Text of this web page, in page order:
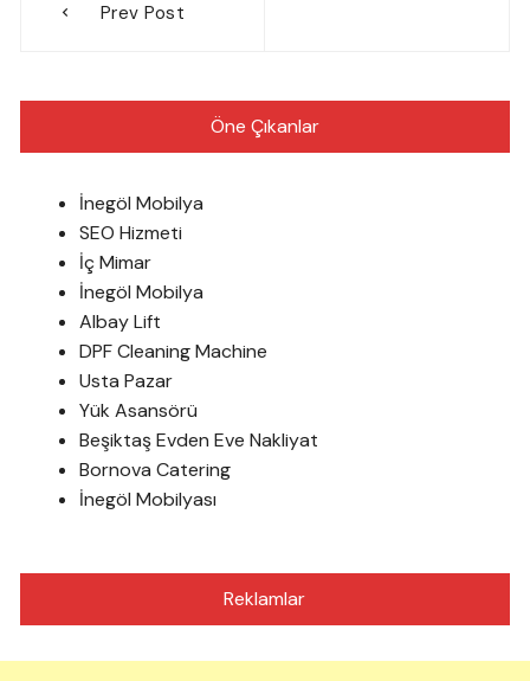
gezinmesi
Prev Post
Öne Çıkanlar
İnegöl Mobilya
SEO Hizmeti
İç Mimar
İnegöl Mobilya
Albay Lift
DPF Cleaning Machine
Usta Pazar
Yük Asansörü
Beşiktaş Evden Eve Nakliyat
Bornova Catering
İnegöl Mobilyası
Reklamlar